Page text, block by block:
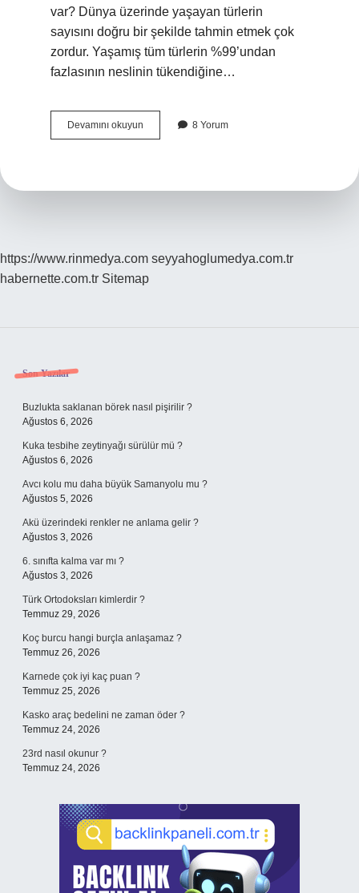
var? Dünya üzerinde yaşayan türlerin
sayısını doğru bir şekilde tahmin etmek çok
zordur. Yaşamış tüm türlerin %99’undan
fazlasının neslinin tükendiğine…
Devamını okuyun
Türleri
8 Yorum
https://www.rinmedya.com seyyahoglumedya.com.tr
habernette.com.tr Sitemap
Sidebar
Son Yazılar
Buzlukta saklanan börek nasıl pişirilir ?
Ağustos 6, 2026
Kuka tesbihe zeytinyağı sürülür mü ?
Ağustos 6, 2026
Avcı kolu mu daha büyük Samanyolu mu ?
Ağustos 5, 2026
Akü üzerindeki renkler ne anlama gelir ?
Ağustos 3, 2026
6. sınıfta kalma var mı ?
Ağustos 3, 2026
Türk Ortodoksları kimlerdir ?
Temmuz 29, 2026
Koç burcu hangi burçla anlaşamaz ?
Temmuz 26, 2026
Karnede çok iyi kaç puan ?
Temmuz 25, 2026
Kasko araç bedelini ne zaman öder ?
Temmuz 24, 2026
23rd nasıl okunur ?
Temmuz 24, 2026